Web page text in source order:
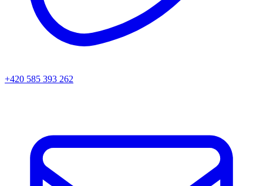
+420 585 393 262